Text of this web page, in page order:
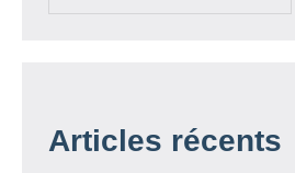
Articles récents